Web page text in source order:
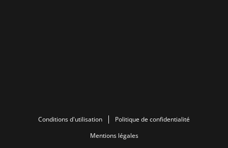
Conditions d'utilisation
Politique de confidentialité
Mentions légales